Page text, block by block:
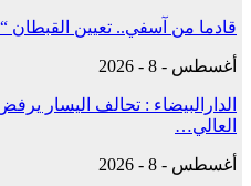
قادما من آسفي.. تعيين القبطان
أغسطس - 8 - 2026
الدارالبيضاء : تحالف اليسار
العالي…
أغسطس - 8 - 2026